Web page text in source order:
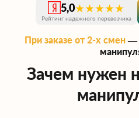
5,0★★★★★
Рейтинг надежного перевозчика
При заказе от 2-х смен—
Зачем нужен